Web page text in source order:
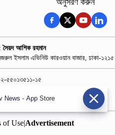
অনুসরণ করুন
সৈয়দ আশিক রহমান
ইসলাম এভিনিউ কারওয়ান বাজার, ঢাকা-১২১৫
৫৫০১৩৫১১-১৫
১৮৭৮১৮৪৩৬৯-৭০
of Use|Advertisement
News - App Store